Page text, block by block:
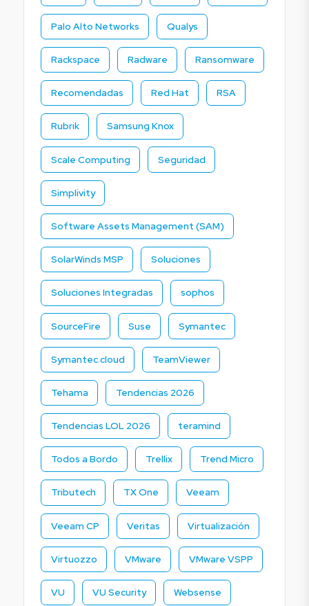
Palo Alto Networks Qualys
Rackspace Radware Ransomware
Recomendadas Red Hat RSA
Rubrik Samsung Knox
Scale Computing Seguridad
Simplivity
Software Assets Management (SAM)
SolarWinds MSP Soluciones
Soluciones Integradas sophos
SourceFire Suse Symantec
Symantec.cloud TeamViewer
Tehama Tendencias 2026
Tendencias LOL 2026 teramind
Todos a Bordo Trellix Trend Micro
Tributech TX One Veeam
Veeam CP Veritas Virtualización
Virtuozzo VMware VMware VSPP
VU VU Security Websense